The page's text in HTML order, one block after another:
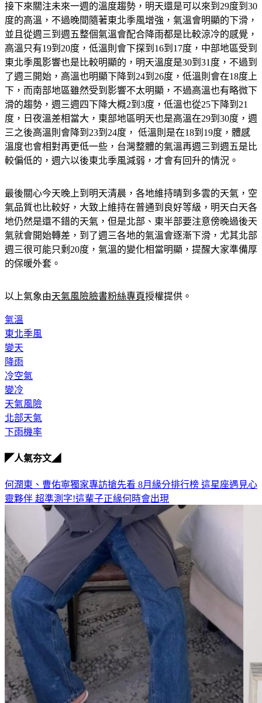
接下來關注未來一週的溫度趨勢，明天還是可以來到29度到30
度的高溫，不過晚間隨著東北季風增強，氣溫會明顯的下滑，
並且從週三到週五整個氣溫會配合降雨都是比較涼冷的感覺，
高溫只有19到20度，低溫則會下探到16到17度，中部地區受到
東北季風影響也是比較明顯的，明天溫度是30到31度，不過到
了週三開始，高溫也明顯下降到24到26度，低溫則會在18度上
下，而南部地區雖然受到影響不太明顯，不過高溫也有略微下
滑的趨勢，週三週四下降大概2到3度，低溫也從25下降到21
度，日夜溫差相當大，東部地區明天也是高溫在29到30度，週
三之後高溫則會降到23到24度， 低溫則是在18到19度，體感
溫度也會相對再更低一些，台灣整體的氣溫再週三到週五是比
較偏低的，週六以後東北季風減弱，才會有回升的情況。
最後關心今天晚上到明天清晨，各地維持晴到多雲的天氣，空
氣品質也比較好，大致上維持在普通到良好等級，明天白天各
地仍然是還不錯的天氣，但是北部、東半部要注意傍晚過後天
氣就會開始轉差，到了週三各地的氣溫會逐漸下滑，尤其北部
週三很可能只剩20度，氣溫的變化相當明顯，提醒大家準備厚
的保暖外套。
以上氣象由天氣風險臉書粉絲專頁授權提供。
氣溫
東北季風
變天
降雨
冷空氣
變冷
天氣風險
北部天氣
下雨機率
◤人氣夯文◢
何潤東、曹佑寧獨家專訪搶先看 8月緣分排行榜 這星座遇見心
靈夥伴 超準測字!這輩子正緣何時會出現